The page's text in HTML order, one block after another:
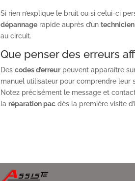
Si rien n’explique le bruit ou si celui-ci
dépannage rapide auprès d’un
au circuit.
Que penser des erreurs
Descodes d’erreurpeuvent apparaître
manuel utilisateur pour comprendre leur
Notez précisément le message et
la réparation pac dès la première visite d’